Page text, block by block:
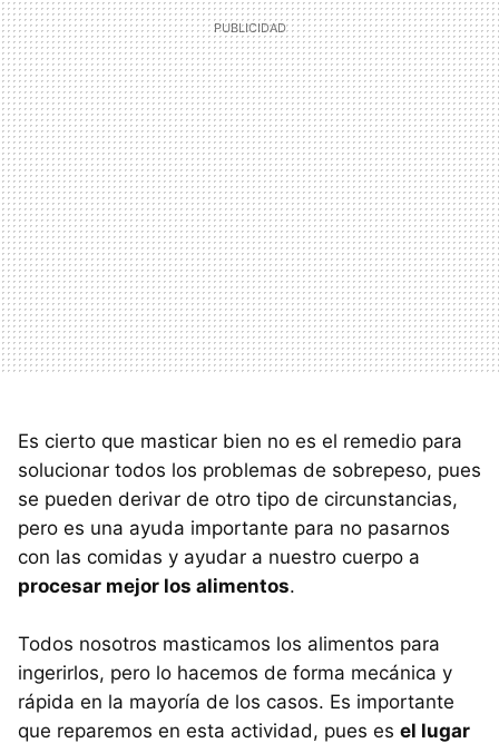
Es cierto que masticar bien no es el remedio para
solucionar todos los problemas de sobrepeso, pues
se pueden derivar de otro tipo de circunstancias,
pero es una ayuda importante para no pasarnos
con las comidas y ayudar a nuestro cuerpo a
procesar mejor los alimentos.
Todos nosotros masticamos los alimentos para
ingerirlos, pero lo hacemos de forma mecánica y
rápida en la mayoría de los casos. Es importante
que reparemos en esta actividad, pues es el lugar